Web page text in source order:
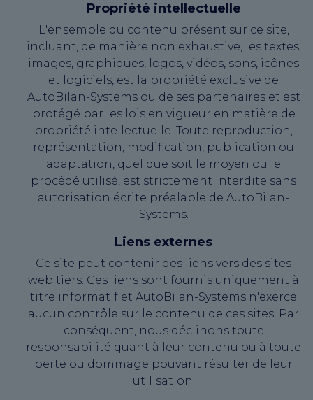
Propriété intellectuelle
L'ensemble du contenu présent sur ce site,
incluant, de manière non exhaustive, les textes,
images, graphiques, logos, vidéos, sons, icônes
et logiciels, est la propriété exclusive de
AutoBilan-Systems ou de ses partenaires et est
protégé par les lois en vigueur en matière de
propriété intellectuelle. Toute reproduction,
représentation, modification, publication ou
adaptation, quel que soit le moyen ou le
procédé utilisé, est strictement interdite sans
autorisation écrite préalable de AutoBilan-
Systems.
Liens externes
Ce site peut contenir des liens vers des sites
web tiers. Ces liens sont fournis uniquement à
titre informatif et AutoBilan-Systems n'exerce
aucun contrôle sur le contenu de ces sites. Par
conséquent, nous déclinons toute
responsabilité quant à leur contenu ou à toute
perte ou dommage pouvant résulter de leur
utilisation.